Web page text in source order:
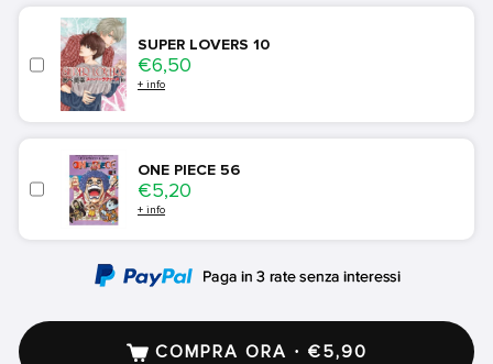
SUPER LOVERS 10
Price
€6,50
+ info
ONE PIECE 56
Price
€5,20
+ info
COMPRA ORA · €5,90